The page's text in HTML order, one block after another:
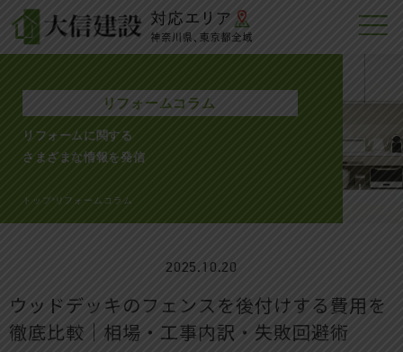
リフォームコラム
リフォームに関する
さまざまな情報を発信
トップ >リフォームコラム
2025.10.20
ウッドデッキのフェンスを後付けする費用を
徹底比較｜相場・工事内訳・失敗回避術